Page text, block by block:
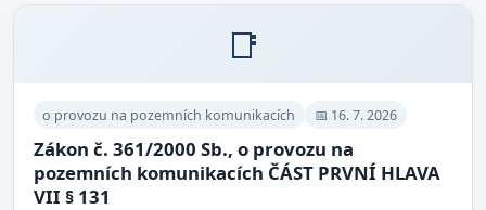
📑
o provozu na pozemních komunikacích 📅 16. 7. 2026
Zákon č. 361/2000 Sb., o provozu na
pozemních komunikacích ČÁST PRVNÍ HLAVA
VII § 131